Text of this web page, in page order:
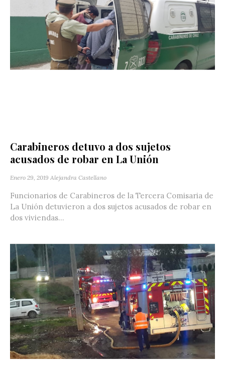
Carabineros detuvo a dos sujetos
acusados de robar en La Unión
Enero 29, 2019 Alejandra Castellano
Funcionarios de Carabineros de la Tercera Comisaria de
La Unión detuvieron a dos sujetos acusados de robar en
dos viviendas...